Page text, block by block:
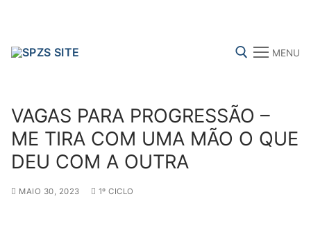
Search for:
MENU
FENPROF CGTP-IN FRENTE COMUM
VAGAS PARA PROGRESSÃO –
ME TIRA COM UMA MÃO O QUE
DEU COM A OUTRA
MAIO 30, 2023 1º CICLO